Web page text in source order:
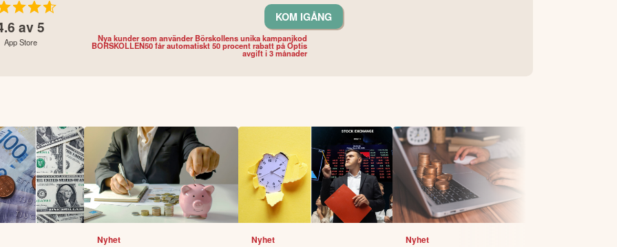
av 5
App Store
KOM IGÅNG
Nya kunder som använder Börskollens unika kampanjkod
BORSKOLLEN50 får automatiskt 50 procent rabatt på Optis
avgift i 3 månader
Nyhet Nyhet Nyhet